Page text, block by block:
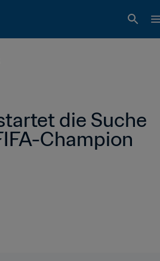
die Suche
Champion